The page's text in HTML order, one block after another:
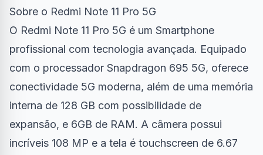
Sobre o Redmi Note 11 Pro 5G
O Redmi Note 11 Pro 5G é um Smartphone
profissional com tecnologia avançada. Equipado
com o processador Snapdragon 695 5G, oferece
conectividade 5G moderna, além de uma memória
interna de 128 GB com possibilidade de
expansão, e 6GB de RAM. A câmera possui
incríveis 108 MP e a tela é touchscreen de 6.67